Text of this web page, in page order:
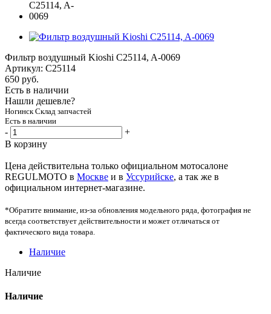
Фильтр воздушный Kioshi C25114, A-0069
Артикул: C25114
650 руб.
Есть в наличии
Нашли дешевле?
Ногинск Склад запчастей
Есть в наличии
-
+
В корзину
Цена действительна только официальном мотосалоне
REGULMOTO в Москве и в Уссурийске, а так же в
официальном интернет-магазине.
*Обратите внимание, из-за обновления модельного ряда, фотография не
всегда соответствует действительности и может отличаться от
фактического вида товара.
Наличие
Наличие
Наличие